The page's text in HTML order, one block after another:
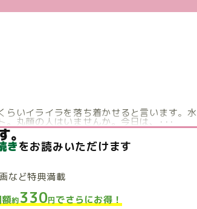
らいイライラを落ち着かせると言います。水
丸顔の人はいませんか。今日は、･･･
。
きをお読みいただけます
など特典満載
額約330円でさらにお得！